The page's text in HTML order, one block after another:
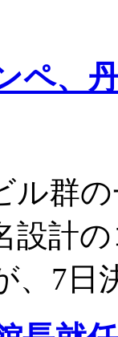
ペ、
ル群
設計
、7日